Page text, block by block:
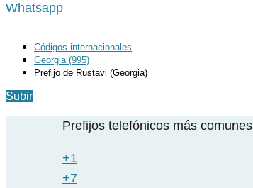
Whatsapp
Códigos internacionales
Georgia (995)
Prefijo de Rustavi (Georgia)
Subir
Prefijos telefónicos más comunes
+1
+7